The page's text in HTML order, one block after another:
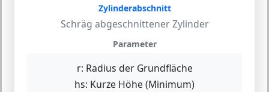
Zylinderabschnitt
Schräg abgeschnittener Zylinder
Parameter
r: Radius der Grundfläche
hs: Kurze Höhe (Minimum)